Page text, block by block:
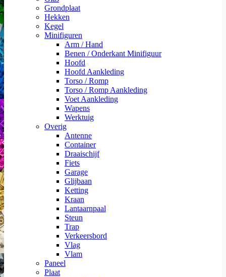
Grondplaat
Hekken
Kegel
Minifiguren
Arm / Hand
Benen / Onderkant Minifiguur
Hoofd
Hoofd Aankleding
Torso / Romp
Torso / Romp Aankleding
Voet Aankleding
Wapens
Werktuig
Overig
Antenne
Container
Draaischijf
Fiets
Garage
Glijbaan
Ketting
Kraan
Lantaarnpaal
Steun
Trap
Verkeersbord
Vlag
Vlam
Paneel
Plaat